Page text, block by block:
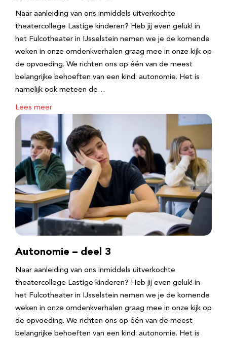
Naar aanleiding van ons inmiddels uitverkochte
theatercollege Lastige kinderen? Heb jij even geluk! in
het Fulcotheater in IJsselstein nemen we je de komende
weken in onze omdenkverhalen graag mee in onze kijk op
de opvoeding. We richten ons op één van de meest
belangrijke behoeften van een kind: autonomie. Het is
namelijk ook meteen de…
Lees meer
Autonomie – deel 3
Naar aanleiding van ons inmiddels uitverkochte
theatercollege Lastige kinderen? Heb jij even geluk! in
het Fulcotheater in IJsselstein nemen we je de komende
weken in onze omdenkverhalen graag mee in onze kijk op
de opvoeding. We richten ons op één van de meest
belangrijke behoeften van een kind: autonomie. Het is